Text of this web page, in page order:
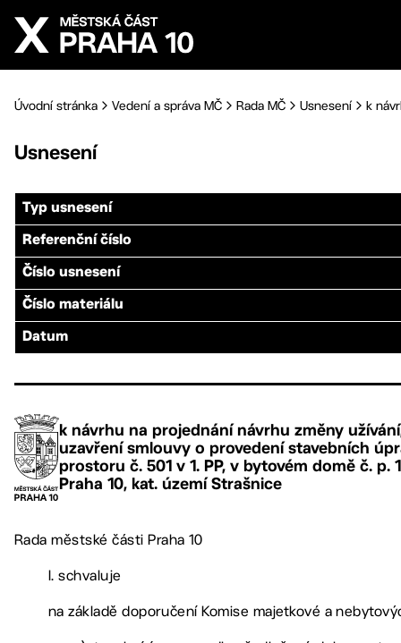
Přejít na hlavní obsah
Úvodní stránka Vedení a správa MČ Rada MČ Usnesení k
Usnesení
Typ usnesení
Referenční číslo
Číslo usnesení
Číslo materiálu
Datum
k návrhu na projednání návrhu změny
uzavření smlouvy o provedení stavebních
prostoru č. 501 v 1. PP, v bytovém domě č. p.
Praha 10, kat. území Strašnice
Rada městské části Praha 10
I. schvaluje
na základě doporučení Komise majetkové a